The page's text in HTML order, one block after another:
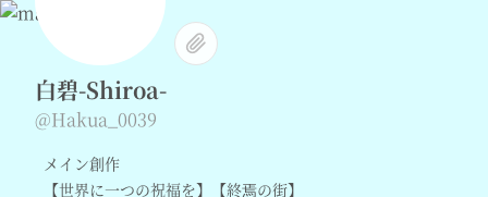
白碧-Shiroa-
@Hakua_0039
メイン創作
【世界に一つの祝福を】【終焉の街】